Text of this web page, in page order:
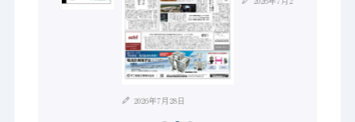
2026年7月28日